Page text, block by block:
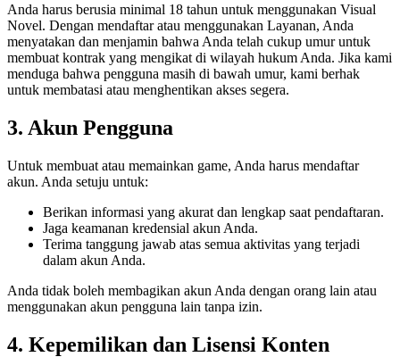
Anda harus berusia minimal 18 tahun untuk menggunakan Visual
Novel. Dengan mendaftar atau menggunakan Layanan, Anda
menyatakan dan menjamin bahwa Anda telah cukup umur untuk
membuat kontrak yang mengikat di wilayah hukum Anda. Jika kami
menduga bahwa pengguna masih di bawah umur, kami berhak
untuk membatasi atau menghentikan akses segera.
3. Akun Pengguna
Untuk membuat atau memainkan game, Anda harus mendaftar
akun. Anda setuju untuk:
Berikan informasi yang akurat dan lengkap saat pendaftaran.
Jaga keamanan kredensial akun Anda.
Terima tanggung jawab atas semua aktivitas yang terjadi
dalam akun Anda.
Anda tidak boleh membagikan akun Anda dengan orang lain atau
menggunakan akun pengguna lain tanpa izin.
4. Kepemilikan dan Lisensi Konten